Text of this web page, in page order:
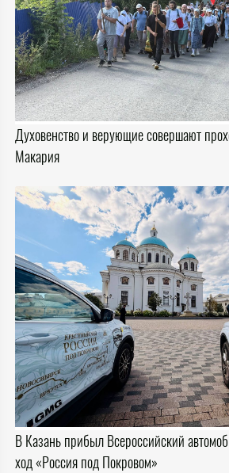
Духовенство и верующие совершают
Макария
В Казань прибыл Всероссийский
ход «Россия под Покровом»